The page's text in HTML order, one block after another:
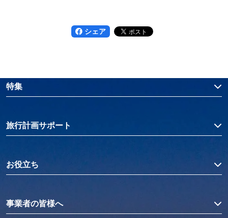
シェア
特集
旅行計画サポート
お役立ち
事業者の皆様へ